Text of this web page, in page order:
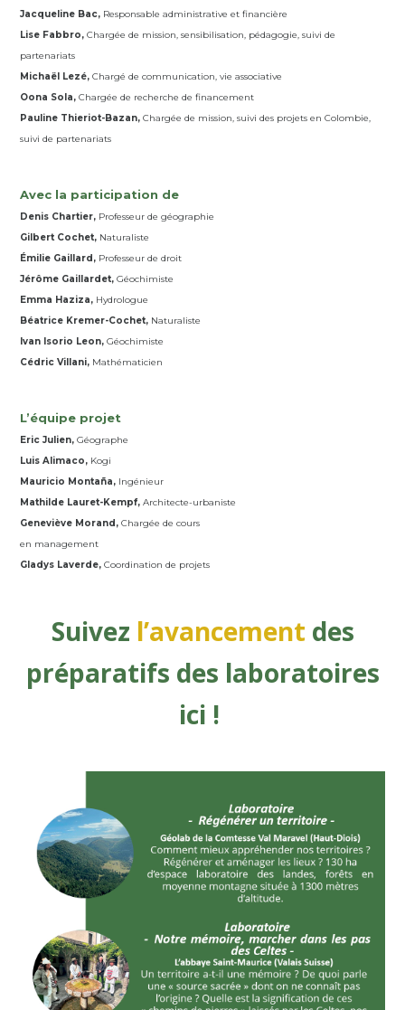
Jacqueline Bac, Responsable administrative et financière
Lise Fabbro,Chargée de mission, sensibilisation, pédagogie, suivi de
partenariats
Michaël Lezé,Chargé de communication, vie associative
Oona Sola,Chargée de recherche de financement
Pauline Thieriot-Bazan,Chargée de mission, suivi des projets en Colombie,
suivi de partenariats
Avec la participation de
Denis Chartier, Professeur de géographie
Gilbert Cochet, Naturaliste
Émilie Gaillard, Professeur de droit
Jérôme Gaillardet, Géochimiste
Emma Haziza, Hydrologue
Béatrice Kremer-Cochet, Naturaliste
Ivan Isorio Leon, Géochimiste
Cédric Villani, Mathématicien
L’équipe projet
Eric Julien, Géographe
Luis Alimaco, Kogi
Mauricio Montaña, Ingénieur
Mathilde Lauret-Kempf, Architecte-urbaniste
Geneviève Morand, Chargée de cours
en management
Gladys Laverde, Coordination de projets
Suivez l’avancement des
préparatifs des laboratoires
ici !